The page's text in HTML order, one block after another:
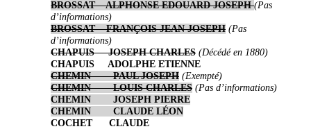
BROSSAT ALPHONSE EDOUARD JOSEPH(Pas
d’informations)
BROSSAT FRANÇOIS JEAN JOSEPH (Pas
d’informations)
CHAPUIS JOSEPH CHARLES (Décédé en 1880)
CHAPUIS ADOLPHE ETIENNE
CHEMIN PAUL JOSEPH (Exempté)
CHEMIN LOUIS CHARLES (Pas d’informations)
CHEMIN JOSEPH PIERRE
CHEMIN CLAUDE LÉON
COCHET CLAUDE